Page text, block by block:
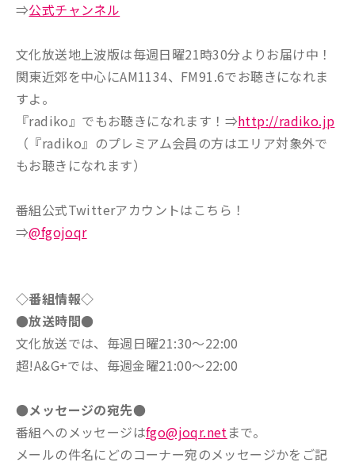
⇒公式チャンネル
文化放送地上波版は毎週日曜21時30分よりお届け中！
関東近郊を中心にAM1134、FM91.6でお聴きになれま
すよ。
『radiko』でもお聴きになれます！⇒http://radiko.jp
（『radiko』のプレミアム会員の方はエリア対象外で
もお聴きになれます）
番組公式Twitterアカウントはこちら！
⇒@fgojoqr
◇番組情報◇
●放送時間●
文化放送では、毎週日曜21:30～22:00
超!A&G+では、毎週金曜21:00～22:00
●メッセージの宛先●
番組へのメッセージはfgo@joqr.netまで。
メールの件名にどのコーナー宛のメッセージかをご記